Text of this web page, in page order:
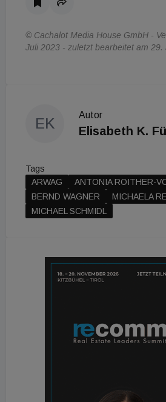
© Cachalot Media House GmbH -
Juli 2023 - zuletzt bearbeitet am 29.
EK
Autor
Elisabeth K.
Tags
ARWAG
ANTONIA ROITHER-
BERND WAGNER
MICHAELA
MICHAEL SCHMIDL